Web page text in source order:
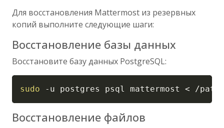
Для восстановления Mattermost из резервных
копий выполните следующие шаги:
Восстановление базы данных
Восстановите базу данных PostgreSQL:
sudo -u postgres psql mattermost < /path/
Copy
Восстановление файлов